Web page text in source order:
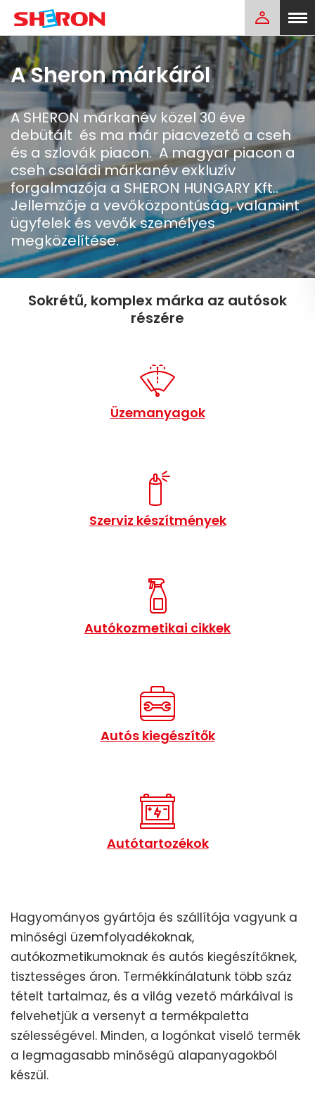
A Sheron márkáról
A SHERON márkanév közel 30 éve
debütált és ma már piacvezető a cseh
és a szlovák piacon. A magyar piacon a
cseh családi márkanév exkluzív
forgalmazója a SHERON HUNGARY Kft..
Jellemzője a vevőközpontúság, valamint
ügyfelek és vevők személyes
megközelítése.
Sokrétű, komplex márka az autósok
részére
Üzemanyagok
Szerviz készítmények
Autókozmetikai cikkek
Autós kiegészítők
Autótartozékok
Hagyományos gyártója és szállítója vagyunk a
minőségi üzemfolyadékoknak,
autókozmetikumoknak és autós kiegészítőknek,
tisztességes áron. Termékkínálatunk több száz
tételt tartalmaz, és a világ vezető márkáival is
felvehetjük a versenyt a termékpaletta
szélességével. Minden, a logónkat viselő termék
a legmagasabb minőségű alapanyagokból
készül.